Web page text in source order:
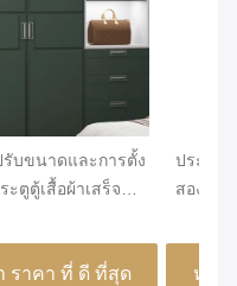
รับขนาดและการตั้ง
ะตูตู้เสื้อผ้าเสร็จ
ดประตู hinge ออก
าหรับการจัดการ
ราคา ที่ ดี ที่สุด
ประตูตู้
สองครั้
และเชิ
ความต้
หา